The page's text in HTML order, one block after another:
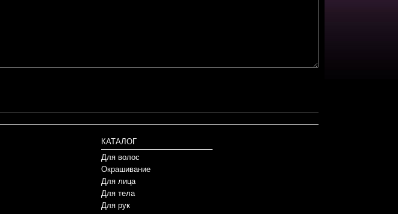
КАТАЛОГ
Для волос
Окрашивание
Для лица
Для тела
Для рук